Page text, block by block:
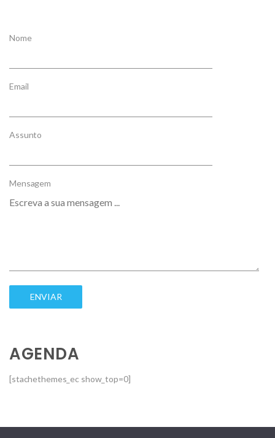
Nome
Email
Assunto
Mensagem
AGENDA
[stachethemes_ec show_top=0]